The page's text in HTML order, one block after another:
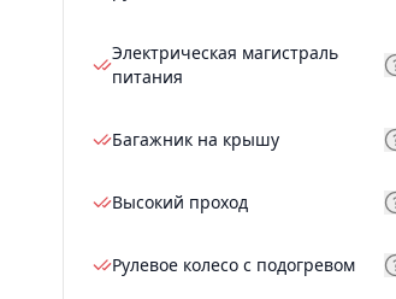
Электрическая магистраль
питания
Багажник на крышу
Высокий проход
Рулевое колесо с подогревом